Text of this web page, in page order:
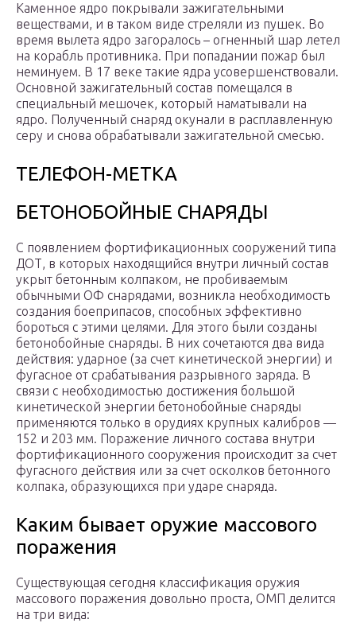
Каменное ядро покрывали зажигательными
веществами, и в таком виде стреляли из пушек. Во
время вылета ядро загоралось – огненный шар летел
на корабль противника. При попадании пожар был
неминуем. В 17 веке такие ядра усовершенствовали.
Основной зажигательный состав помещался в
специальный мешочек, который наматывали на
ядро. Полученный снаряд окунали в расплавленную
серу и снова обрабатывали зажигательной смесью.
ТЕЛЕФОН-МЕТКА
БЕТОНОБОЙНЫЕ СНАРЯДЫ
С появлением фортификационных сооружений типа
ДОТ, в которых находящийся внутри личный состав
укрыт бетонным колпаком, не пробиваемым
обычными ОФ снарядами, возни­кла необходимость
создания боеприпасов, способных эффе­ктивно
бороться с этими целями. Для этого были созданы
бетонобойные снаряды. В них сочетаются два вида
действия: ударное (за счет кинетической энергии) и
фугасное от сраба­тывания разрывного заряда. В
связи с необходимостью дос­тижения большой
кинетической энергии бетонобойные сна­ряды
применяются только в орудиях крупных калибров —
152 и 203 мм. Поражение личного состава внутри
фортификаци­онного сооружения происходит за счет
фугасного действия или за счет осколков бетонного
колпака, образующихся при ударе снаряда.
Каким бывает оружие массового
поражения
Существующая сегодня классификация оружия
массового поражения довольно проста, ОМП делится
на три вида: